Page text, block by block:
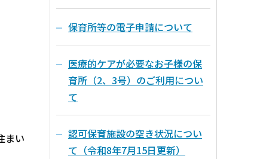
まい
保育所等の電子申請について
医療的ケアが必要なお子様の保
育所（2、3号）のご利用につい
て
認可保育施設の空き状況につい
て（令和8年7月15日更新）